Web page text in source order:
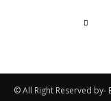
© All Right Reserved by-